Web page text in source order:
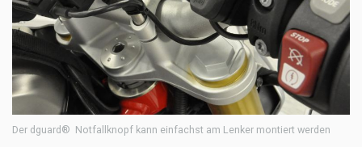
Der dguard® Notfallknopf kann einfachst am Lenker montiert werden